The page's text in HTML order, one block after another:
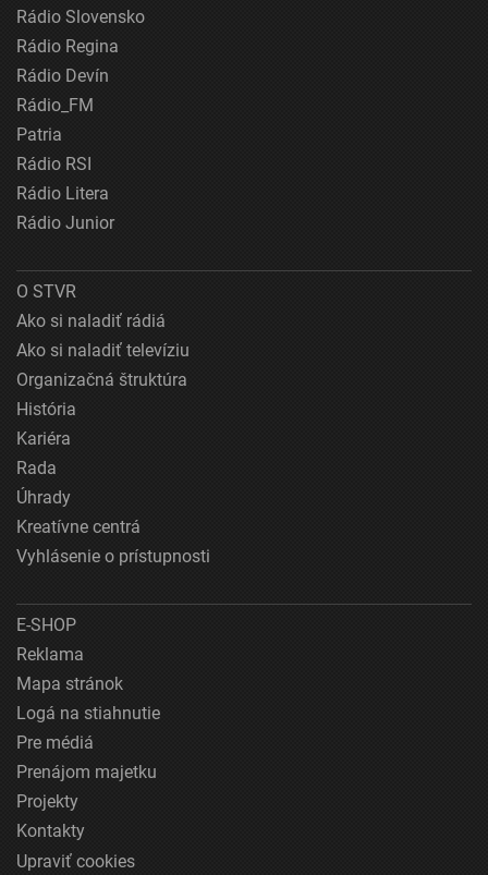
Rádio Slovensko
Rádio Regina
Rádio Devín
Rádio_FM
Patria
Rádio RSI
Rádio Litera
Rádio Junior
O STVR
Ako si naladiť rádiá
Ako si naladiť televíziu
Organizačná štruktúra
História
Kariéra
Rada
Úhrady
Kreatívne centrá
Vyhlásenie o prístupnosti
E-SHOP
Reklama
Mapa stránok
Logá na stiahnutie
Pre médiá
Prenájom majetku
Projekty
Kontakty
Upraviť cookies